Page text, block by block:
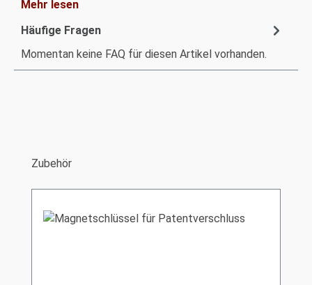
Mehr lesen
Häufige Fragen
Momentan keine FAQ für diesen Artikel vorhanden.
Produktgalerie überspringen
Zubehör